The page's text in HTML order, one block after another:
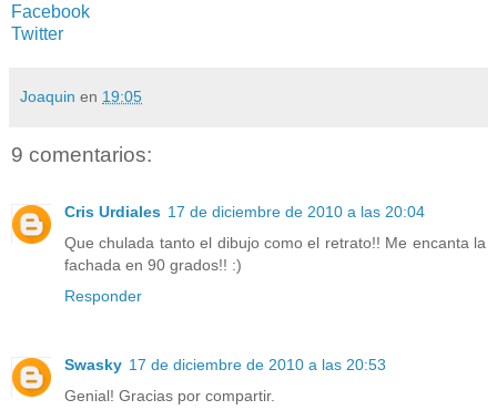
Facebook
Twitter
Joaquin en 19:05
9 comentarios:
Cris Urdiales 17 de diciembre de 2010 a las 20:04
Que chulada tanto el dibujo como el retrato!! Me encanta la
fachada en 90 grados!! :)
Responder
Swasky 17 de diciembre de 2010 a las 20:53
Genial! Gracias por compartir.